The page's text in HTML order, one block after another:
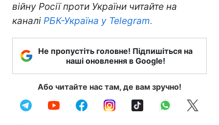
війну Росії проти України читайте на
каналі РБК-Україна у Telegram.
Не пропустіть головне! Підпишіться на
наші оновлення в Google!
Або читайте нас там, де вам зручно!